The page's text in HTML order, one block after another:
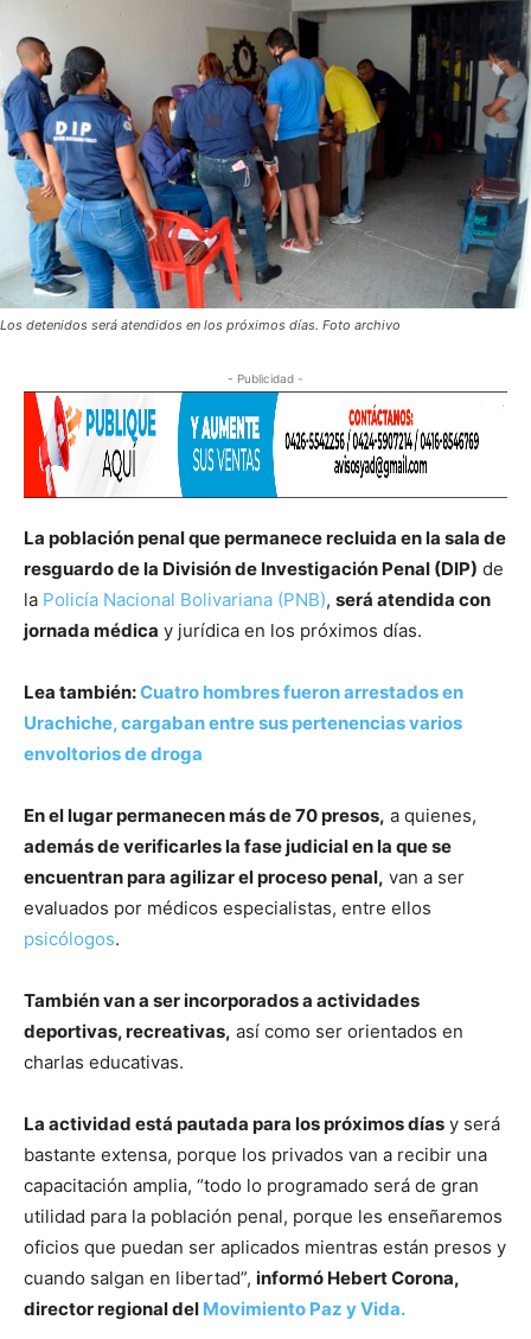
Los detenidos será atendidos en los próximos días. Foto archivo
- Publicidad -
La población penal que permanece recluida en la sala de
resguardo de la División de Investigación Penal (DIP) de
la Policía Nacional Bolivariana (PNB), será atendida con
jornada médica y jurídica en los próximos días.
Lea también:Cuatro hombres fueron arrestados en
Urachiche, cargaban entre sus pertenencias varios
envoltorios de droga
En el lugar permanecen más de 70 presos, a quienes,
además de verificarles la fase judicial en la que se
encuentran para agilizar el proceso penal, van a ser
evaluados por médicos especialistas, entre ellos
psicólogos.
También van a ser incorporados a actividades
deportivas, recreativas, así como ser orientados en
charlas educativas.
La actividad está pautada para los próximos días y será
bastante extensa, porque los privados van a recibir una
capacitación amplia, “todo lo programado será de gran
utilidad para la población penal, porque les enseñaremos
oficios que puedan ser aplicados mientras están presos y
cuando salgan en libertad”, informó Hebert Corona,
director regional del Movimiento Paz y Vida.